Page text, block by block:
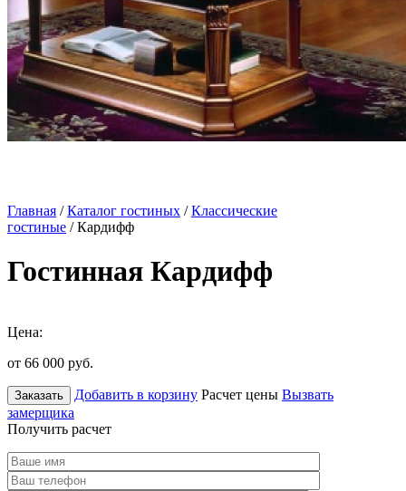
Главная /Каталог гостиных /Классические
гостиные / Кардифф
Гостинная Кардифф
Цена:
от 66 000 руб.
Заказать Добавить в корзину Расчет цены Вызвать
замерщика
Получить расчет